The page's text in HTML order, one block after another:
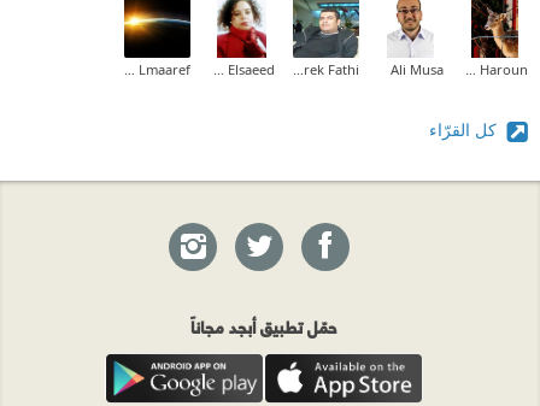
Amal Idris Haroun
Ali Musa
Tarek Fathi
Wafaa Elsaeed
Adam Abu Lmaaref
كل القرّاء
حمّل تطبيق أبجد مجاناً